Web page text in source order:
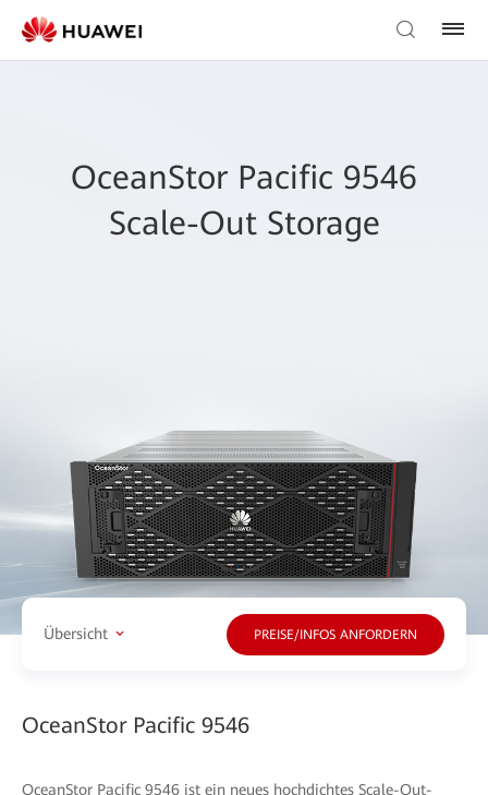
OceanStor Pacific 9546
Scale-Out Storage
Übersicht PREISE/INFOS ANFORDERN
OceanStor Pacific 9546
OceanStor Pacific 9546 ist ein neues hochdichtes Scale-Out-